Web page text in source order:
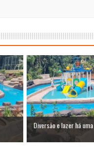
Diversão e lazer há